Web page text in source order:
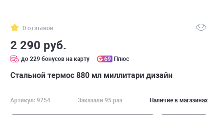
0 отзывов
2 290 руб.
до 229 бонусов на карту 69 Плюс
Стальной термос 880 мл миллитари дизайн
Артикул: 9754 Заказали 95 раз Наличие в магазинах